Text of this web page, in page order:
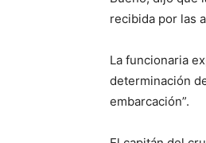
recibida por las
La funcionaria
determinación
embarcación”.